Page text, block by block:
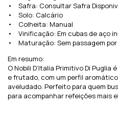
• Safra: Consultar Safra
• Solo: Calcário
• Colheita: Manual
• Vinificação: Em cubas de aço
• Maturação: Sem passagem por
Em resumo:
O Nobili D’Italia Primitivo Di
e frutado, com um perfil
aveludado. Perfeito para quem
para acompanhar refeições mais